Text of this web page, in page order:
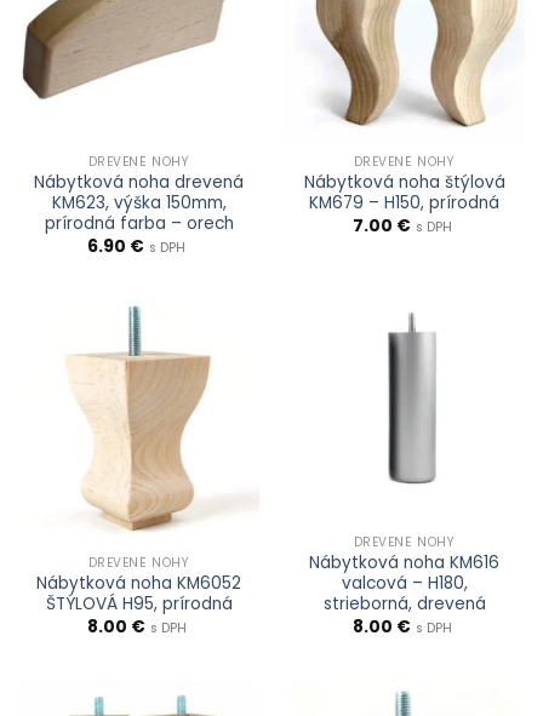
DREVENÉ NOHY
Nábytková noha drevená
KM623, výška 150mm,
prírodná farba – orech
6.90 € s DPH
DREVENÉ NOHY
Nábytková noha štýlová
KM679 – H150, prírodná
7.00 € s DPH
DREVENÉ NOHY
Nábytková noha KM616
valcová – H180,
strieborná, drevená
8.00 € s DPH
DREVENÉ NOHY
Nábytková noha KM6052
ŠTÝLOVÁ H95, prírodná
8.00 € s DPH